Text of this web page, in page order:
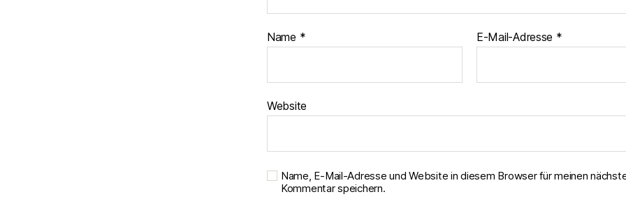
Name * E-Mail-Adresse *
Website
Name, E-Mail-Adresse und Website in diesem Browser für meinen
Kommentar speichern.